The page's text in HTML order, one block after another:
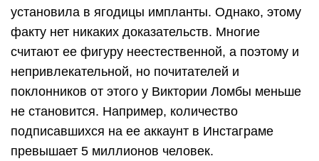
установила в ягодицы импланты. Однако, этому
факту нет никаких доказательств. Многие
считают ее фигуру неестественной, а поэтому и
непривлекательной, но почитателей и
поклонников от этого у Виктории Ломбы меньше
не становится. Например, количество
подписавшихся на ее аккаунт в Инстаграме
превышает 5 миллионов человек.